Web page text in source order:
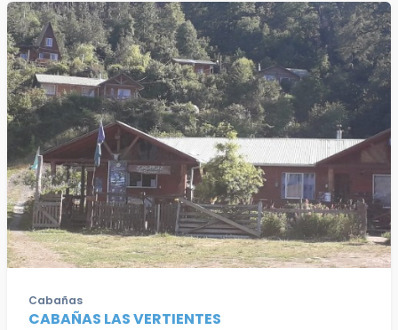
Cabañas
CABAÑAS LAS VERTIENTES